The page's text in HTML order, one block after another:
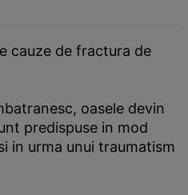
cauze de fractura de
oasele devin
predispuse in mod
in urma unui traumatism